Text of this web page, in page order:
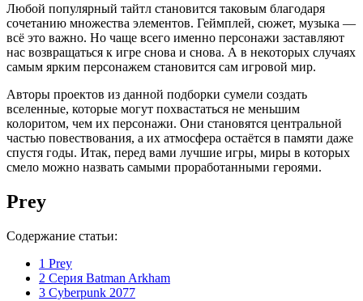
Любой популярный тайтл становится таковым благодаря
сочетанию множества элементов. Геймплей, сюжет, музыка —
всё это важно. Но чаще всего именно персонажи заставляют
нас возвращаться к игре снова и снова. А в некоторых случаях
самым ярким персонажем становится сам игровой мир.
Авторы проектов из данной подборки сумели создать
вселенные, которые могут похвастаться не меньшим
колоритом, чем их персонажи. Они становятся центральной
частью повествования, а их атмосфера остаётся в памяти даже
спустя годы. Итак, перед вами лучшие игры, миры в которых
смело можно назвать самыми проработанными героями.
Prey
Содержание статьи:
1 Prey
2 Серия Batman Arkham
3 Cyberpunk 2077